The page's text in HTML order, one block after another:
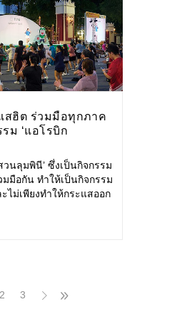
สฮิต ร่วมมือทุกภาค
ม ‘แอโรบิก
วนลุมพินี’ ซึ่งเป็นกิจกรรม
มือกัน ทำให้เป็นกิจกรรม
ม่เพียงทำให้กระแสออก
ของประเทศที่อยากออก
2 3